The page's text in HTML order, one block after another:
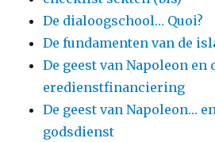
De dialoogschool… Quoi?
De fundamenten van de
De geest van Napoleon en
eredienstfinanciering
De geest van Napoleon…
godsdienst